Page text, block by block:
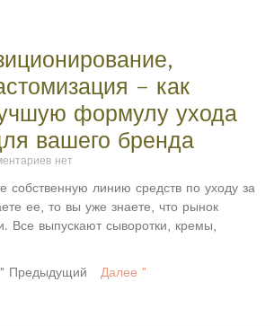
– как
формулу ухода
вашего бренда
нет
собственную линию средств по уходу за
ее, то вы уже знаете, что рынок
Все выпускают сыворотки, кремы,
" Предыдущий Далее "